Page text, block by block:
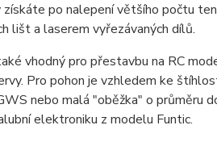
po nalepení většího počtu
lišt a laserem vyřezávaných dílů.
vhodný pro přestavbu na RC
Pro pohon je vzhledem ke
nebo malá "oběžka" o průměru
elektroniku z modelu Funtic.